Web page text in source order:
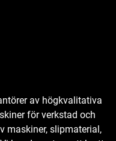
av högkvalitativa
för verkstad och
maskiner, slipmaterial,